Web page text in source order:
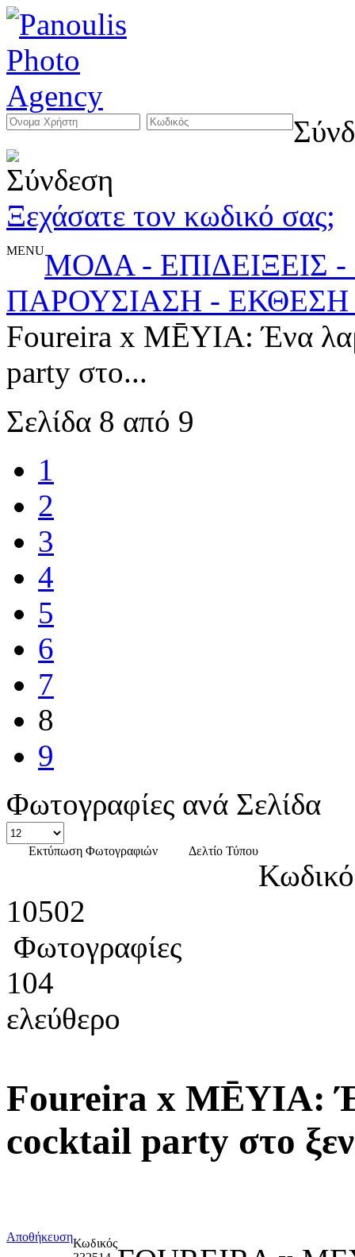
Ξεχάσατε τον κωδικό σας;
MENUΜΟΔΑ - ΕΠΙΔΕΙΞΕΙΣ
ΠΑΡΟΥΣΙΑΣΗ -
Foureira x MĒYIA: Ένα
party στο...
Σελίδα 8 από 9
1
2
3
4
5
6
7
8
9
Φωτογραφίες ανά Σελίδα
Εκτύπωση Φωτογραφιών Δελτίο Τύπου
10502
Φωτογραφίες
104
ελεύθερο
Foureira x MĒYIA:
cocktail party στο
ΑποθήκευσηΚωδικός